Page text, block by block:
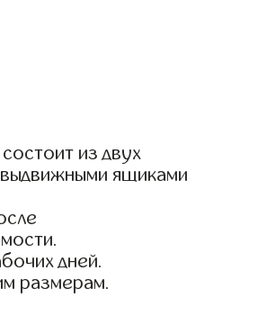
из двух
ящиками
дней.
размерам.